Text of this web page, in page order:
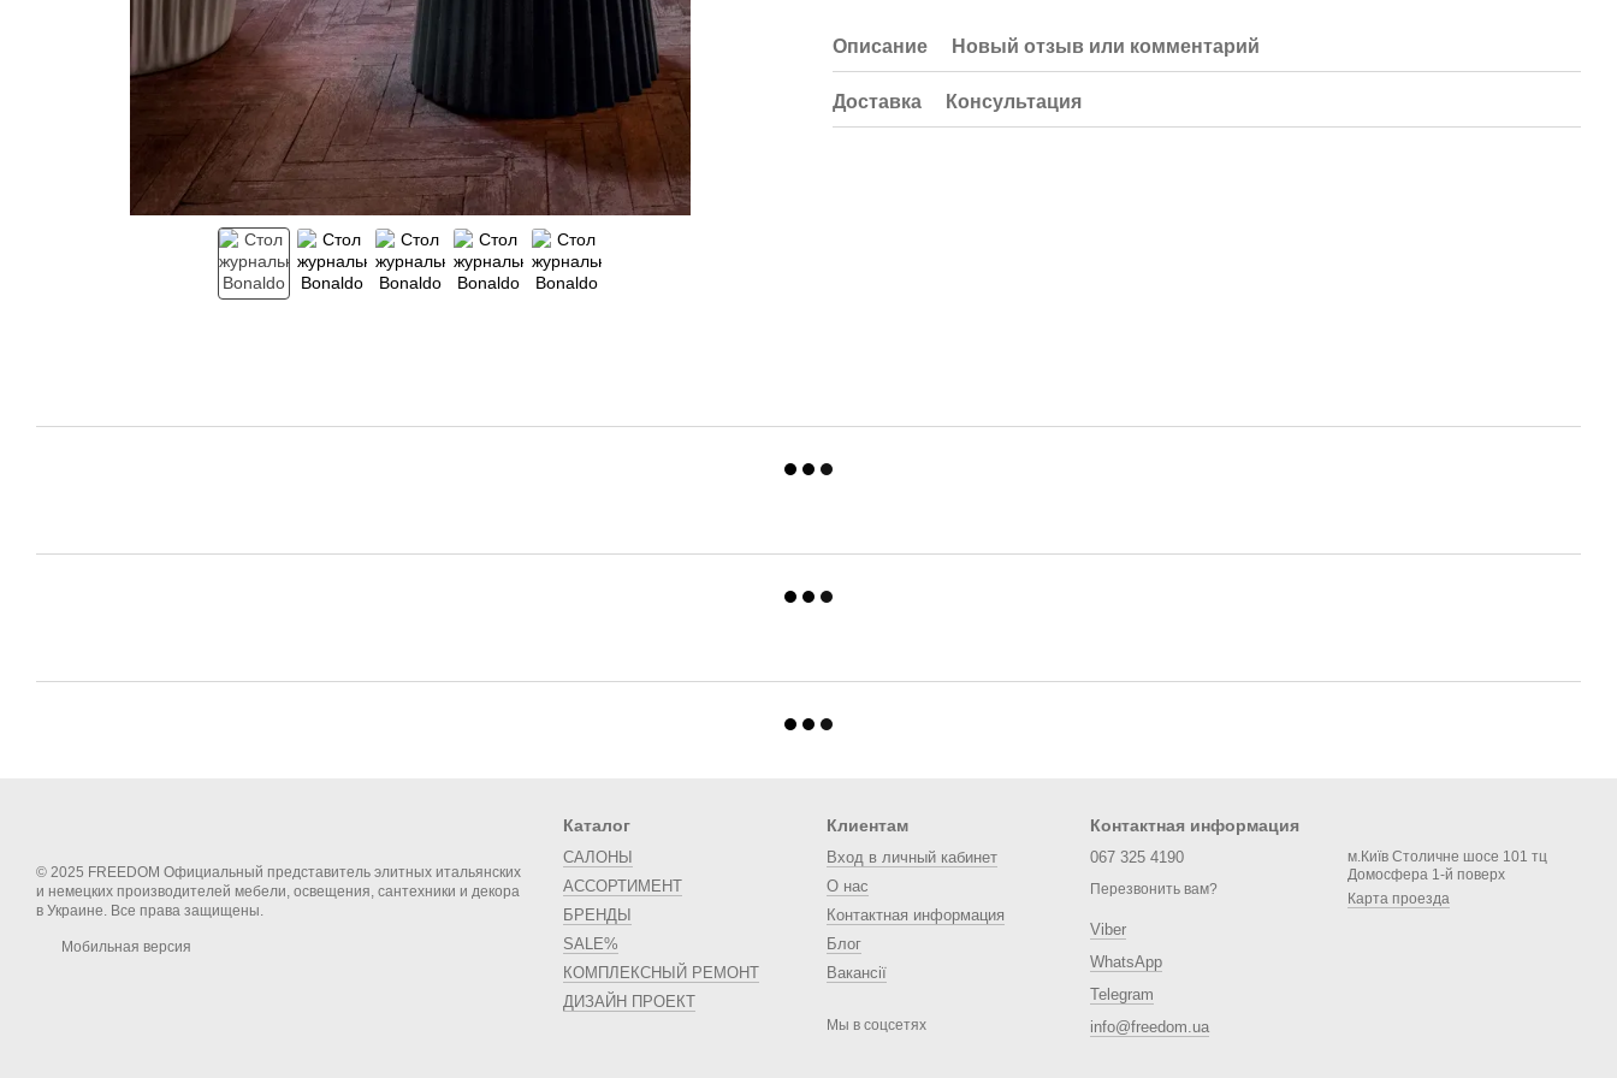
Описание Новый отзыв или комментарий
Доставка Консультация
© 2025 FREEDOM Официальный представитель элитных итальянских
и немецких производителей мебели, освещения, сантехники и декора
в Украине. Все права защищены.
Мобильная версия
Каталог
САЛОНЫ
АССОРТИМЕНТ
БРЕНДЫ
SALE%
КОМПЛЕКСНЫЙ РЕМОНТ
ДИЗАЙН ПРОЕКТ
Клиентам
Вход в личный кабинет
О нас
Контактная информация
Блог
Вакансії
Мы в соцсетях
Контактная информация
067 325 4190
Перезвонить вам?
Viber
WhatsApp
Telegram
info@freedom.ua
м.Київ Столичне шосе 101 тц
Домосфера 1-й поверх
Карта проезда